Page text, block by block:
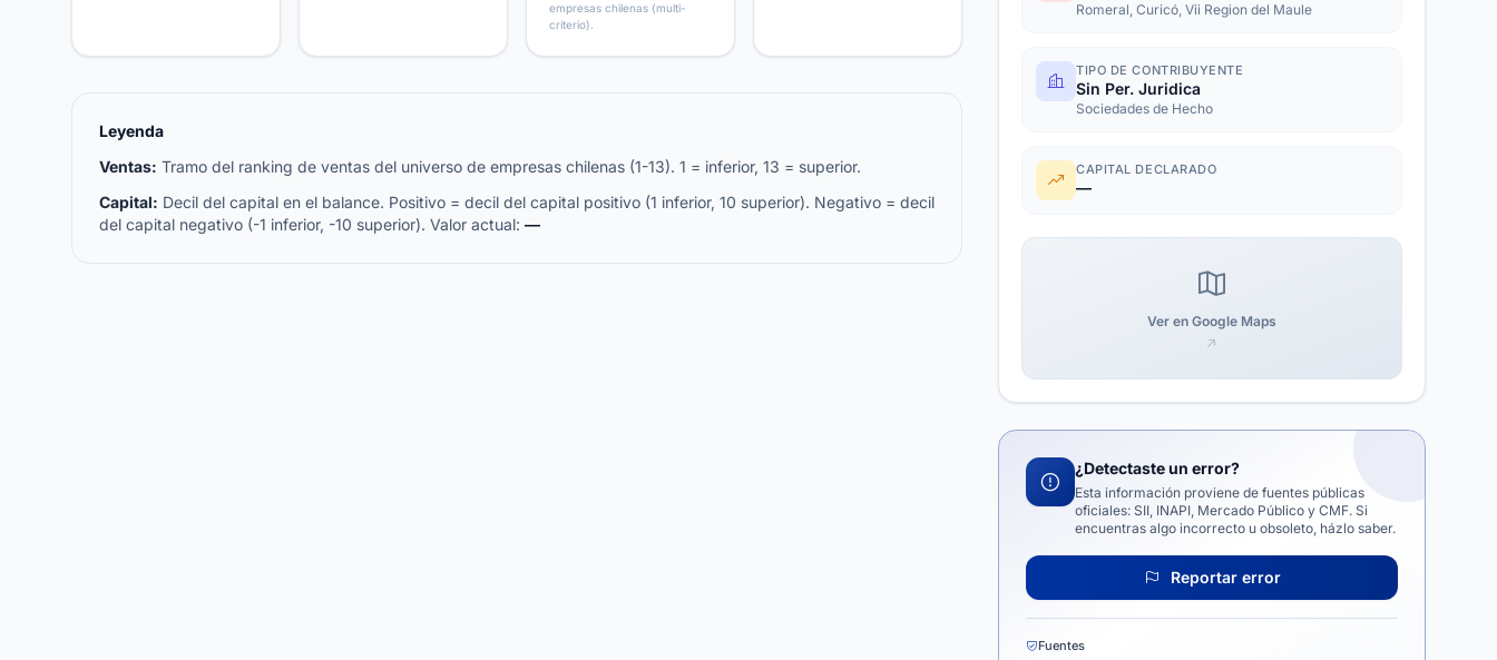
empresas chilenas (multi-
criterio).
Leyenda
Ventas: Tramo del ranking de ventas del universo de empresas chilenas (1-13). 1 = inferior, 13 = superior.
Capital: Decil del capital en el balance. Positivo = decil del capital positivo (1 inferior, 10 superior). Negativo = decil
del capital negativo (-1 inferior, -10 superior). Valor actual: —
Romeral, Curicó, Vii Region del Maule
TIPO DE CONTRIBUYENTE
Sin Per. Juridica
Sociedades de Hecho
CAPITAL DECLARADO
—
Ver en Google Maps
¿Detectaste un error?
Esta información proviene de fuentes públicas
oficiales: SII, INAPI, Mercado Público y CMF. Si
encuentras algo incorrecto u obsoleto, házlo saber.
Reportar error
Fuentes